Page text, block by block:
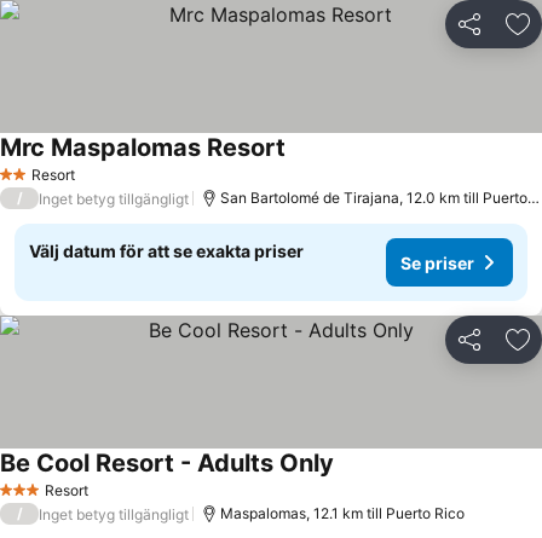
Dela
2 Stjärnor
Resort
Mrc Maspalomas Resort
/ Inget betyg tillgängligt San Bartolomé de Tirajana, 12.0 km till Puerto Rico
Välj datum för att se exakta priser
Se priser
Dela
3 StjärnorResort
Be Cool Resort - Adults Only
/ Inget betyg tillgängligt Maspalomas, 12.1 km till Puerto Rico